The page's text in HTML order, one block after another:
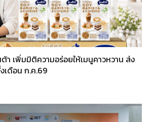
เพิ่มมิติความอร่อยให้เมนูคาวหวาน ส่ง
เดือน ก.ค.69